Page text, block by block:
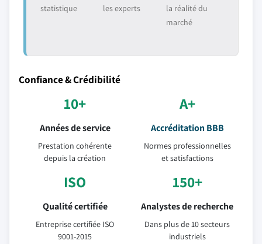
statistique
les experts
la réalité du
marché
Confiance & Crédibilité
10+
Années de service
Prestation cohérente
depuis la création
A+
Accréditation BBB
Normes professionnelles
et satisfactions
ISO
Qualité certifiée
Entreprise certifiée ISO
9001-2015
150+
Analystes de recherche
Dans plus de 10 secteurs
industriels